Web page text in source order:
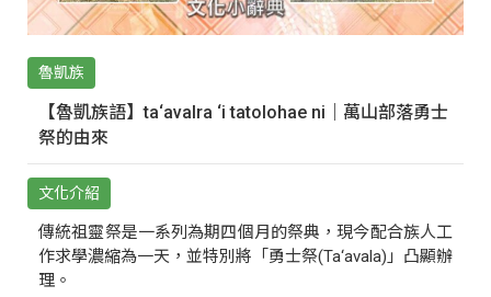
魯凱族
【魯凱族語】ta‘avalra ‘i tatolohae ni｜萬山部落勇士
祭的由來
文化介紹
傳統祖靈祭是一系列為期四個月的祭典，現今配合族人工
作求學濃縮為一天，並特別將「勇士祭(Ta‘avala)」凸顯辦
理。